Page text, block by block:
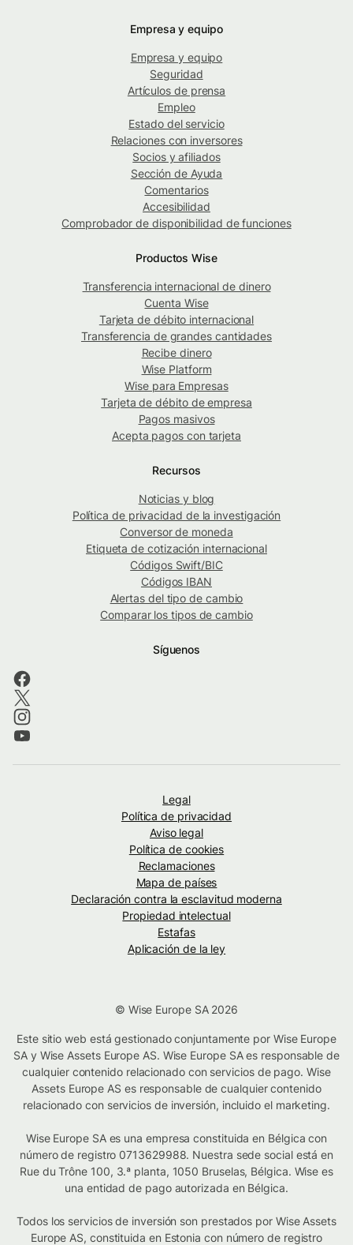
Empresa y equipo
Empresa y equipo
Seguridad
Artículos de prensa
Empleo
Estado del servicio
Relaciones con inversores
Socios y afiliados
Sección de Ayuda
Comentarios
Accesibilidad
Comprobador de disponibilidad de funciones
Productos Wise
Transferencia internacional de dinero
Cuenta Wise
Tarjeta de débito internacional
Transferencia de grandes cantidades
Recibe dinero
Wise Platform
Wise para Empresas
Tarjeta de débito de empresa
Pagos masivos
Acepta pagos con tarjeta
Recursos
Noticias y blog
Política de privacidad de la investigación
Conversor de moneda
Etiqueta de cotización internacional
Códigos Swift/BIC
Códigos IBAN
Alertas del tipo de cambio
Comparar los tipos de cambio
Síguenos
Legal
Política de privacidad
Aviso legal
Política de cookies
Reclamaciones
Mapa de países
Declaración contra la esclavitud moderna
Propiedad intelectual
Estafas
Aplicación de la ley
© Wise Europe SA 2026
Este sitio web está gestionado conjuntamente por Wise Europe
SA y Wise Assets Europe AS. Wise Europe SA es responsable de
cualquier contenido relacionado con servicios de pago. Wise
Assets Europe AS es responsable de cualquier contenido
relacionado con servicios de inversión, incluido el marketing.
Wise Europe SA es una empresa constituida en Bélgica con
número de registro 0713629988. Nuestra sede social está en
Rue du Trône 100, 3.ª planta, 1050 Bruselas, Bélgica. Wise es
una entidad de pago autorizada en Bélgica.
Todos los servicios de inversión son prestados por Wise Assets
Europe AS, constituida en Estonia con número de registro